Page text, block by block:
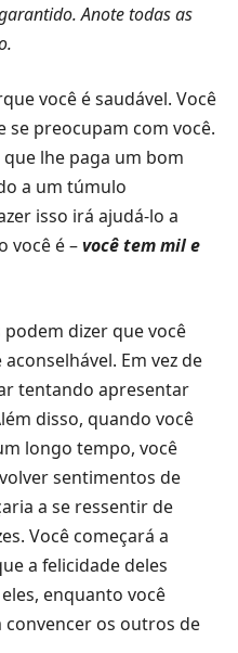
Anote todas as
você é saudável. Você
se preocupam com você.
lhe paga um bom
a um túmulo
isso irá ajudá-lo a
você é –você tem mil e
dizer que você
Em vez de
tentando apresentar
disso, quando você
longo tempo, você
sentimentos de
a se ressentir de
Você começará a
a felicidade deles
enquanto você
os outros de